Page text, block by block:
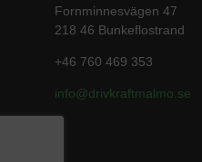
Fornminnesvägen 47
218 46 Bunkeflostrand
+46 760 469 353
info@drivkraftmalmo.se